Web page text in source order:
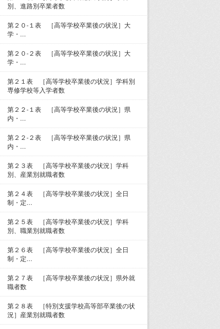
別、進路別卒業者数
第２０-１表 ［高等学校卒業後の状況］大
学・...
第２０-２表 ［高等学校卒業後の状況］大
学・...
第２１表 ［高等学校卒業後の状況］学科別
専修学校等入学者数
第２２-１表 ［高等学校卒業後の状況］県
内・...
第２２-２表 ［高等学校卒業後の状況］県
内・...
第２３表 ［高等学校卒業後の状況］学科
別、産業別就職者数
第２４表 ［高等学校卒業後の状況］全日
制・定...
第２５表 ［高等学校卒業後の状況］学科
別、職業別就職者数
第２６表 ［高等学校卒業後の状況］全日
制・定...
第２７表 ［高等学校卒業後の状況］県外就
職者数
第２８表 ［特別支援学校高等部卒業後の状
況］産業別就職者数